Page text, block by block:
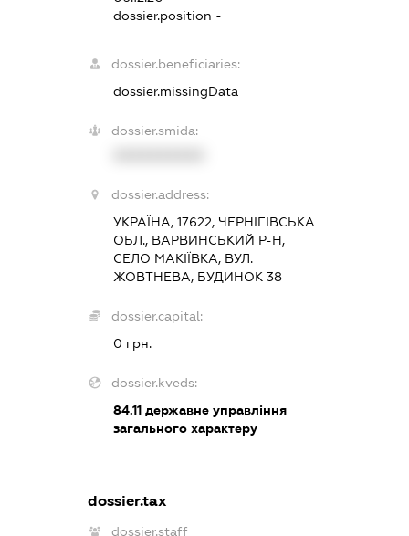
dossier.position -
dossier.beneficiaries:
dossier.missingData
dossier.smida:
dossier.address:
УКРАЇНА, 17622, ЧЕРНІГІВСЬКА
ОБЛ., ВАРВИНСЬКИЙ Р-Н,
СЕЛО МАКІЇВКА, ВУЛ.
ЖОВТНЕВА, БУДИНОК 38
dossier.capital:
0 грн.
dossier.kveds:
84.11 державне управління
загального характеру
dossier.tax
dossier.staff